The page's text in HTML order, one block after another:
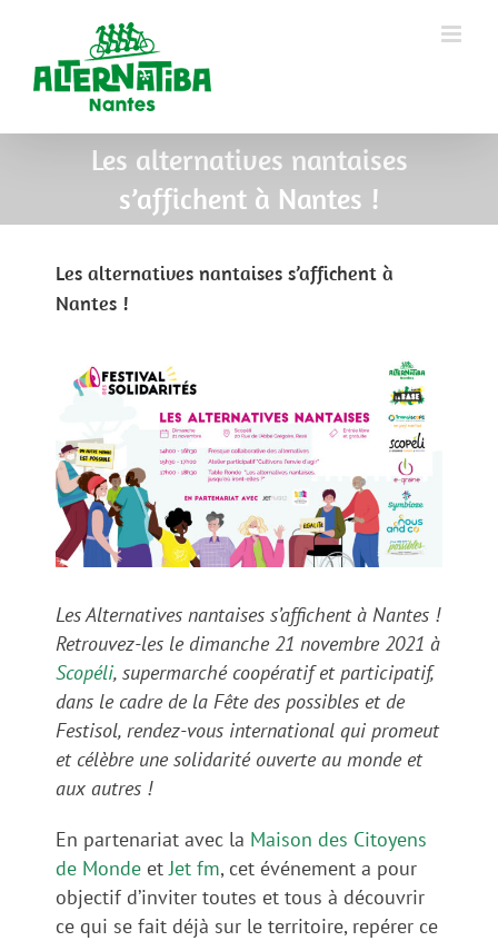
Les alternatives nantaises
s’affichent à Nantes !
Les alternatives nantaises s’affichent à
Nantes !
View
Larger
Les Alternatives nantaises s’affichent à Nantes !
Retrouvez-les le dimanche 21 novembre 2021 à
Scopéli, supermarché coopératif et participatif,
dans le cadre de la Fête des possibles et de
Festisol, rendez-vous international qui promeut
et célèbre une solidarité ouverte au monde et
aux autres !
En partenariat avec la Maison des Citoyens
de Monde etJet fm, cet événement a pour
objectif d’inviter toutes et tous à découvrir
ce qui se fait déjà sur le territoire, repérer ce